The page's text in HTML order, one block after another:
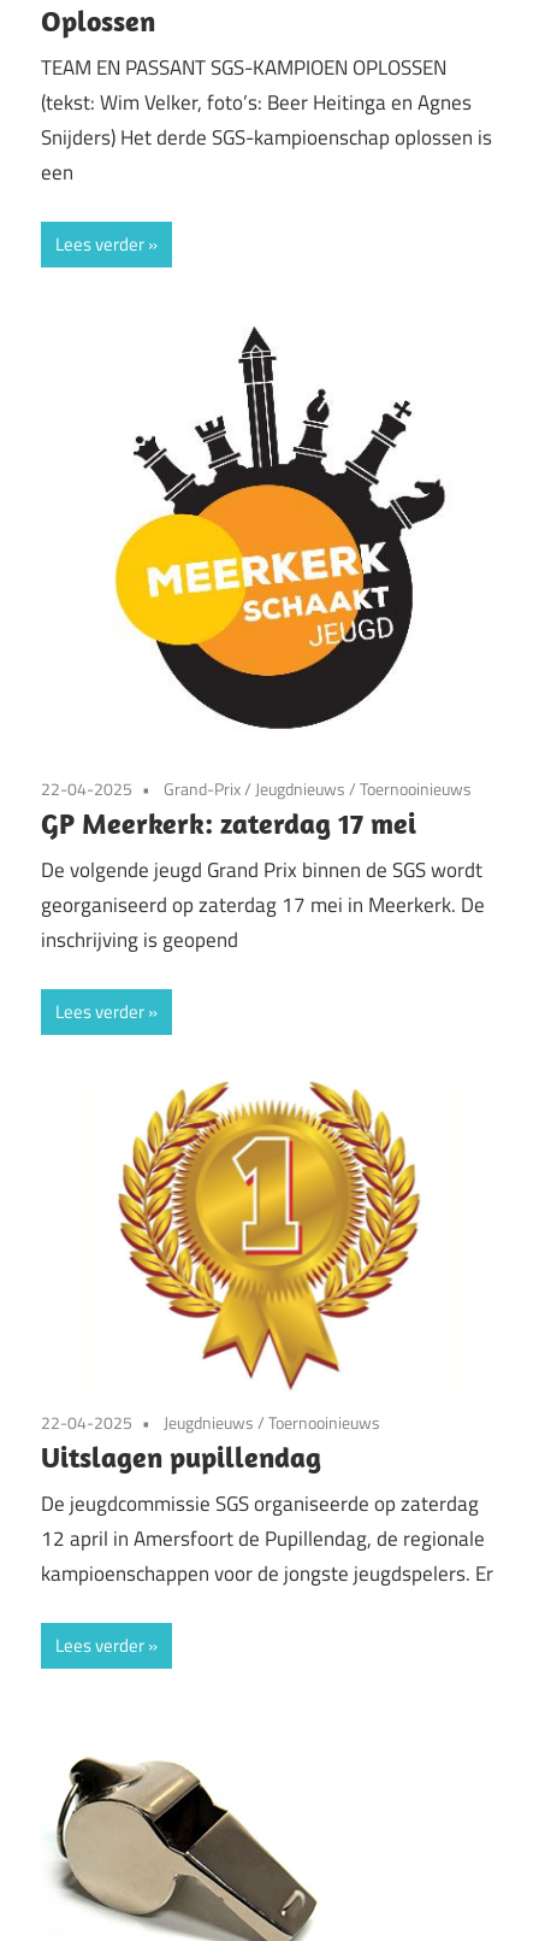
Oplossen
TEAM EN PASSANT SGS-KAMPIOEN OPLOSSEN
(tekst: Wim Velker, foto’s: Beer Heitinga en Agnes
Snijders) Het derde SGS-kampioenschap oplossen is
een
Lees verder
22-04-2025 Grand-Prix/ Jeugdnieuws/Toernooinieuws
GP Meerkerk: zaterdag 17 mei
De volgende jeugd Grand Prix binnen de SGS wordt
georganiseerd op zaterdag 17 mei in Meerkerk. De
inschrijving is geopend
Lees verder
22-04-2025 Jeugdnieuws/Toernooinieuws
Uitslagen pupillendag
De jeugdcommissie SGS organiseerde op zaterdag
12 april in Amersfoort de Pupillendag, de regionale
kampioenschappen voor de jongste jeugdspelers. Er
Lees verder